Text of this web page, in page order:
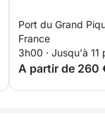
Port du Grand
France
3h00 · Jusqu'à 11
A partir de 260